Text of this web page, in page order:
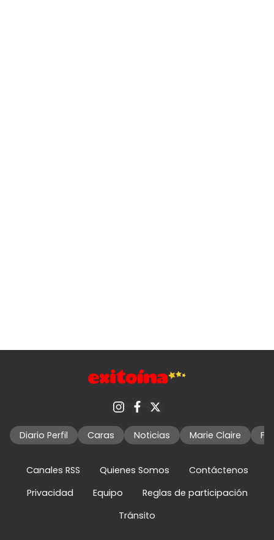
Diario Perfil Caras Noticias Marie Claire
Canales RSS Quienes Somos
Contáctenos
Privacidad
Equipo
Reglas de participación
Tránsito